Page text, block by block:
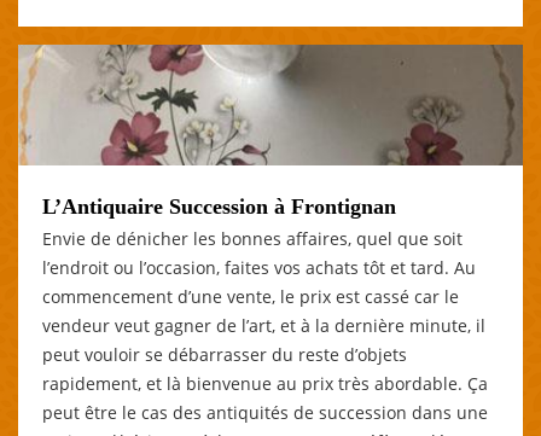
L’Antiquaire Succession à Frontignan
Envie de dénicher les bonnes affaires, quel que soit
l’endroit ou l’occasion, faites vos achats tôt et tard. Au
commencement d’une vente, le prix est cassé car le
vendeur veut gagner de l’art, et à la dernière minute, il
peut vouloir se débarrasser du reste d’objets
rapidement, et là bienvenue au prix très abordable. Ça
peut être le cas des antiquités de succession dans une